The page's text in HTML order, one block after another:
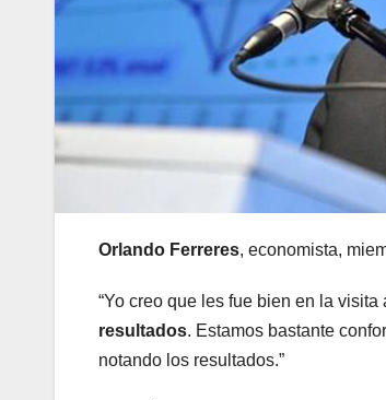
Orlando Ferreres, economista,
“Yo creo que les fue bien en la
resultados. Estamos bastante
notando los resultados.”